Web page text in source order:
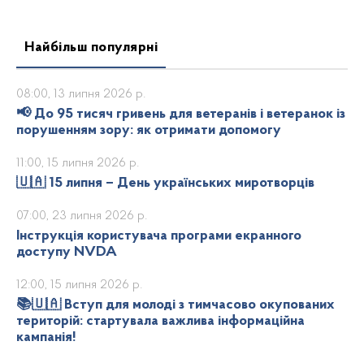
Найбільш популярні
📢 До 95 тисяч гривень для ветеранів і ветеранок із
порушенням зору: як отримати допомогу
08:00, 13 липня 2026 р.
🇺🇦 15 липня – День українських миротворців
11:00, 15 липня 2026 р.
Інструкція користувача програми екранного
доступу NVDA
07:00, 23 липня 2026 р.
📚🇺🇦 Вступ для молоді з тимчасово окупованих
територій: стартувала важлива інформаційна
кампанія!
12:00, 15 липня 2026 р.